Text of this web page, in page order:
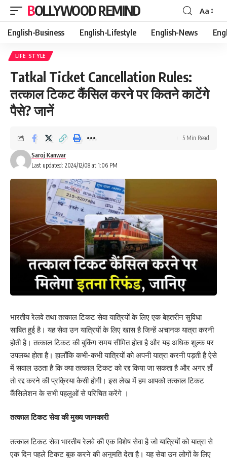
BOLLYWOOD REMIND
Font
Resizer
Aa
English-Business English-Lifestyle English-News
LIFE STYLE
Tatkal Ticket Cancellation Rules:
तत्काल टिकट कैंसिल करने पर कितने काटेंगे
पैसे? जानें
Last updated: 2024/12/08 at 1:06 PM
Saroj Kanwar
5 Min Read
भारतीय रेलवे तथा तत्काल टिकट सेवा यात्रियों के लिए एक बेहतरीन सुविधा
साबित हुई है। यह सेवा उन यात्रियों के लिए खास है जिन्हें अचानक यात्रा करनी
होती है। तत्काल टिकट की बुकिंग समय सीमित होता है और यह अधिक शुल्क पर
उपलब्ध होता है। हालाँकि कभी-कभी यात्रियों को अपनी यात्रा करनी पड़ती है ऐसे
में सवाल उठता है कि क्या तत्काल टिकट को रद्द किया जा सकता है और अगर हाँ
तो रद्द करने की प्रक्रिया कैसी होगी। इस लेख में हम आपको तत्काल टिकट
कैंसिलेशन के सभी पहलुओं से परिचित करेंगे ।
तत्काल टिकट सेवा की मुख्य जानकारी
तत्काल टिकट सेवा भारतीय रेलवे की एक विशेष सेवा है जो यात्रियों को यात्रा से
एक दिन पहले टिकट बुक करने की अनुमति देता है। यह सेवा उन लोगों के लिए